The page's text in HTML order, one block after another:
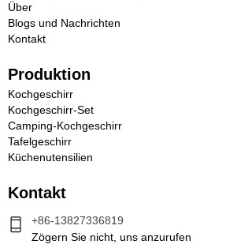
Über
Blogs und Nachrichten
Kontakt
Produktion
Kochgeschirr
Kochgeschirr-Set
Camping-Kochgeschirr
Tafelgeschirr
Küchenutensilien
Kontakt
+86-13827336819
Zögern Sie nicht, uns anzurufen